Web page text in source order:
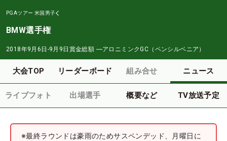
PGAツアー 米国男子
BMW選手権
2018年9月6日-9月9日 賞金総額 ―アロニミンクGC（ペンシルベニア）
大会TOP リーダーボード 組み合せ ニュース
ライブフォト 出場選手 概要など TV放送予定
※最終ラウンドは豪雨のためサスペンデッド、月曜日に